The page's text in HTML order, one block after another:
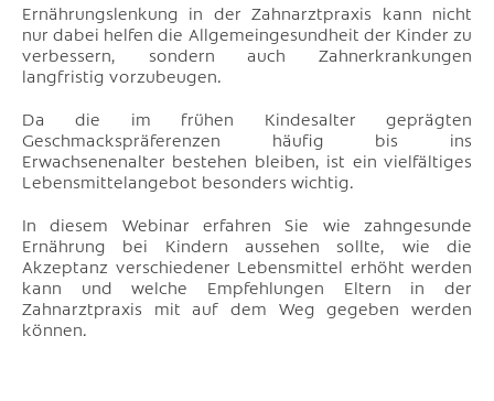
Ernährungslenkung in der Zahnarztpraxis kann nicht
nur dabei helfen die Allgemeingesundheit der Kinder zu
verbessern, sondern auch Zahnerkrankungen
langfristig vorzubeugen.
Da die im frühen Kindesalter geprägten
Geschmackspräferenzen häufig bis ins
Erwachsenenalter bestehen bleiben, ist ein vielfältiges
Lebensmittelangebot besonders wichtig.
In diesem Webinar erfahren Sie wie zahngesunde
Ernährung bei Kindern aussehen sollte, wie die
Akzeptanz verschiedener Lebensmittel erhöht werden
kann und welche Empfehlungen Eltern in der
Zahnarztpraxis mit auf dem Weg gegeben werden
können.